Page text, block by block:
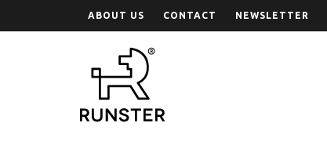
ABOUT US CONTACT NEWSLETTER